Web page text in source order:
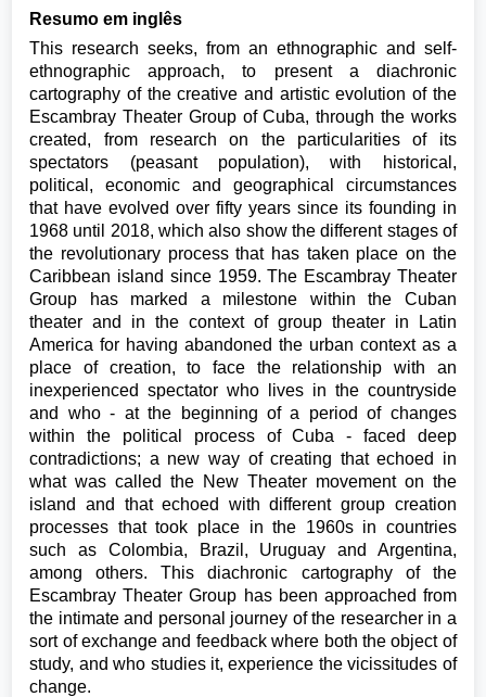
Resumo em inglês
This research seeks, from an ethnographic and self-
ethnographic approach, to present a diachronic
cartography of the creative and artistic evolution of the
Escambray Theater Group of Cuba, through the works
created, from research on the particularities of its
spectators (peasant population), with historical,
political, economic and geographical circumstances
that have evolved over fifty years since its founding in
1968 until 2018, which also show the different stages of
the revolutionary process that has taken place on the
Caribbean island since 1959. The Escambray Theater
Group has marked a milestone within the Cuban
theater and in the context of group theater in Latin
America for having abandoned the urban context as a
place of creation, to face the relationship with an
inexperienced spectator who lives in the countryside
and who - at the beginning of a period of changes
within the political process of Cuba - faced deep
contradictions; a new way of creating that echoed in
what was called the New Theater movement on the
island and that echoed with different group creation
processes that took place in the 1960s in countries
such as Colombia, Brazil, Uruguay and Argentina,
among others. This diachronic cartography of the
Escambray Theater Group has been approached from
the intimate and personal journey of the researcher in a
sort of exchange and feedback where both the object of
study, and who studies it, experience the vicissitudes of
change.